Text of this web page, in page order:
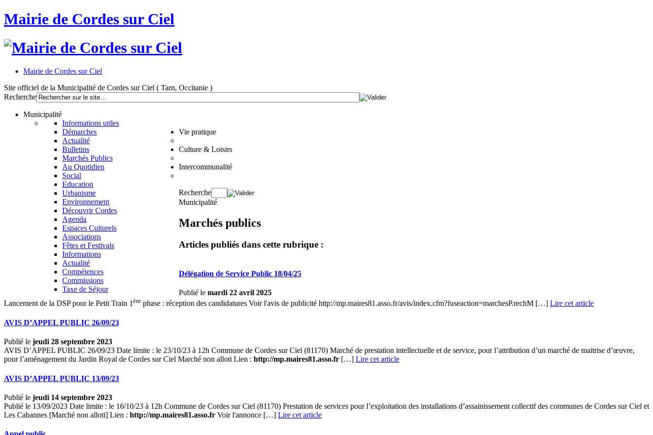
Mairie de Cordes sur Ciel
Mairie de Cordes sur Ciel
Site officiel de la Municipalité de Cordes sur Ciel ( Tarn, Occitanie )
Recherche
Municipalité
Informations utiles
Démarches
Actualité
Bulletins
Marchés Publics
Vie pratique
Au Quotidien
Social
Education
Urbanisme
Environnement
Culture & Loisirs
Découvrir Cordes
Agenda
Espaces Culturels
Associations
Fêtes et Festivals
Intercommunalité
Informations
Actualité
Compétences
Commissions
Taxe de Séjour
Recherche
Municipalité
Marchés publics
Articles publiés dans cette rubrique :
Délégation de Service Public 18/04/25
Publié le mardi 22 avril 2025
Lancement de la DSP pour le Petit Train 1ère phase : réception des candidatures Voir l'avis de publicité http://mp.maires81.asso.fr/avis/index.cfm?fuseaction=marchesP.rechM […] Lire cet article
AVIS D’APPEL PUBLIC 26/09/23
Publié le jeudi 28 septembre 2023
AVIS D’APPEL PUBLIC 26/09/23 Date limite : le 23/10/23 à 12h Commune de Cordes sur Ciel (81170) Marché de prestation intellectuelle et de service, pour l’attribution d’un marché de maitrise d’œuvre,
pour l’aménagement du Jardin Royal de Cordes sur Ciel Marché non alloti Lien : http://mp.maires81.asso.fr […] Lire cet article
AVIS D’APPEL PUBLIC 13/09/23
Publié le jeudi 14 septembre 2023
Publié le 13/09/2023 Date limite : le 16/10/23 à 12h Commune de Cordes sur Ciel (81170) Prestation de services pour l’exploitation des installations d’assainissement collectif des communes de Cordes sur Ciel et
Les Cabannes [Marché non alloti] Lien : http://mp.maires81.asso.fr Voir l'annonce […] Lire cet article